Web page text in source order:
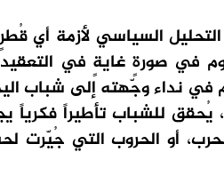
التحليل السياسي لأزمة أي
في صورةٍ غايةٍ في
في نداء وجّهته إلى شباب
يُحقق للشباب تأطيراً فكرياً
أو الحروب التي جُيّرت